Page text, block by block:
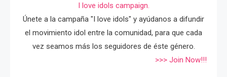
I love idols campaign.
Únete a la campaña "I love idols" y ayúdanos a difundir
el movimiento idol entre la comunidad, para que cada
vez seamos más los seguidores de éste género.
>>> Join Now!!!